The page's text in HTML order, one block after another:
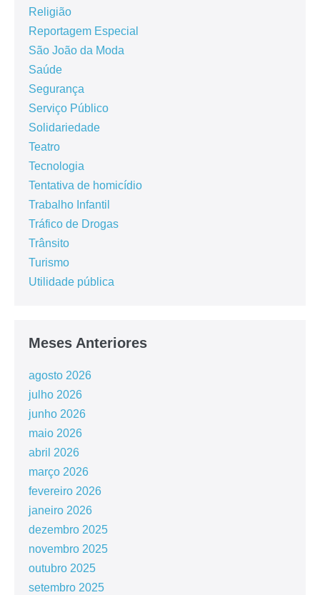
Religião
Reportagem Especial
São João da Moda
Saúde
Segurança
Serviço Público
Solidariedade
Teatro
Tecnologia
Tentativa de homicídio
Trabalho Infantil
Tráfico de Drogas
Trânsito
Turismo
Utilidade pública
Meses Anteriores
agosto 2026
julho 2026
junho 2026
maio 2026
abril 2026
março 2026
fevereiro 2026
janeiro 2026
dezembro 2025
novembro 2025
outubro 2025
setembro 2025